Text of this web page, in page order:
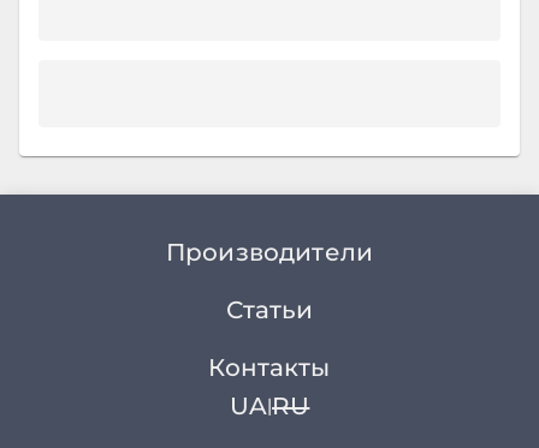
Производители
Статьи
Контакты
UA|RU